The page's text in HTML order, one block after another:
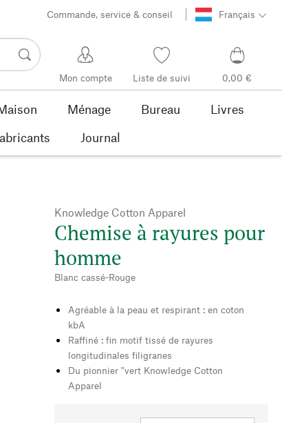
Commande, service & conseil Français
Mon compte Liste de suivi 0,00 €
Ménage Bureau
Livres
Journal
Knowledge Cotton Apparel
Chemise à rayures pour
homme
Blanc cassé-Rouge
Agréable à la peau et respirant : en coton
kbA
Raffiné : fin motif tissé de rayures
longitudinales filigranes
Du pionnier "vert Knowledge Cotton
Apparel